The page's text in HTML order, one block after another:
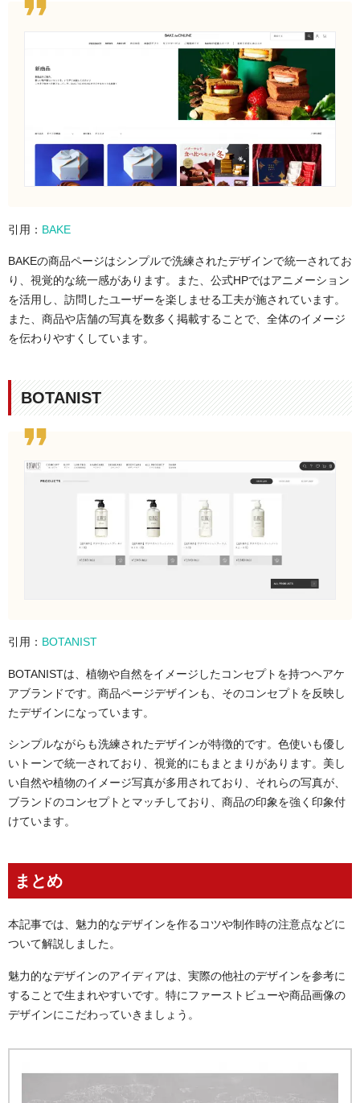
引用： BAKE
BAKEの商品ページはシンプルで洗練されたデザインで統一されてお
り、視覚的な統一感があります。また、公式HPではアニメーション
を活用し、訪問したユーザーを楽しませる工夫が施されています。
また、商品や店舗の写真を数多く掲載することで、全体のイメージ
を伝わりやすくしています。
BOTANIST
引用： BOTANIST
BOTANISTは、植物や自然をイメージしたコンセプトを持つヘアケ
アブランドです。商品ページデザインも、そのコンセプトを反映し
たデザインになっています。
シンプルながらも洗練されたデザインが特徴的です。色使いも優し
いトーンで統一されており、視覚的にもまとまりがあります。美し
い自然や植物のイメージ写真が多用されており、それらの写真が、
ブランドのコンセプトとマッチしており、商品の印象を強く印象付
けています。
まとめ
本記事では、魅力的なデザインを作るコツや制作時の注意点などに
ついて解説しました。
魅力的なデザインのアイディアは、実際の他社のデザインを参考に
することで生まれやすいです。特にファーストビューや商品画像の
デザインにこだわっていきましょう。